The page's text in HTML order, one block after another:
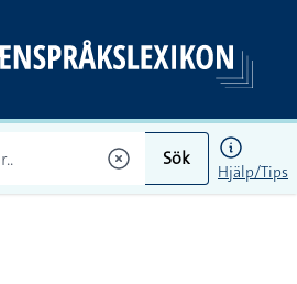
Sök
Hjälp/Tips